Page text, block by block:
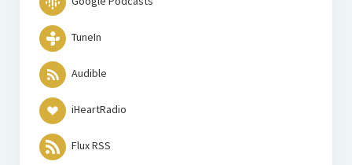
TuneIn
Audible
iHeartRadio
Flux RSS